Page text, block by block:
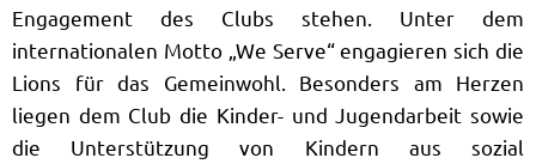
Engagement des Clubs stehen. Unter dem
internationalen Motto „We Serve“ engagieren sich die
Lions für das Gemeinwohl. Besonders am Herzen
liegen dem Club die Kinder- und Jugendarbeit sowie
die Unterstützung von Kindern aus sozial